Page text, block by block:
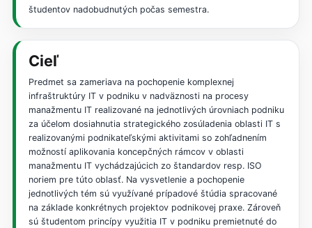
študentov nadobudnutých počas semestra.
Cieľ
Predmet sa zameriava na pochopenie komplexnej
infraštruktúry IT v podniku v nadväznosti na procesy
manažmentu IT realizované na jednotlivých úrovniach podniku
za účelom dosiahnutia strategického zosúladenia oblasti IT s
realizovanými podnikateľskými aktivitami so zohľadnením
možností aplikovania koncepčných rámcov v oblasti
manažmentu IT vychádzajúcich zo štandardov resp. ISO
noriem pre túto oblasť. Na vysvetlenie a pochopenie
jednotlivých tém sú využívané prípadové štúdia spracované
na základe konkrétnych projektov podnikovej praxe. Zároveň
sú študentom princípy využitia IT v podniku premietnuté do